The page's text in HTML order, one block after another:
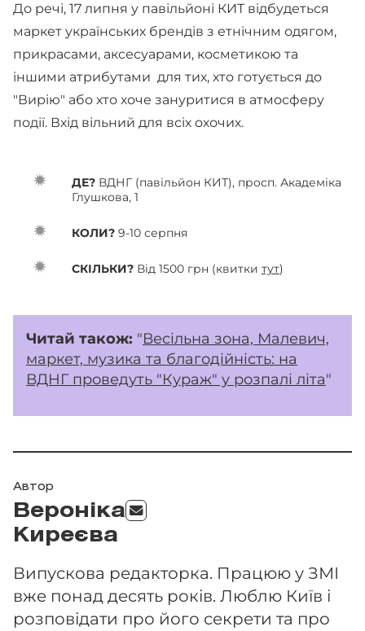
До речі, 17 липня у павільйоні КИТ відбудеться
маркет українських брендів з етнічним одягом,
прикрасами, аксесуарами, косметикою та
іншими атрибутами для тих, хто готується до
"Вирію" або хто хоче зануритися в атмосферу
події. Вхід вільний для всіх охочих.
ДЕ? ВДНГ (павільйон КИТ), просп. Академіка
Глушкова, 1
КОЛИ? 9-10 серпня
СКІЛЬКИ? Від 1500 грн (квитки тут)
Читай також: "Весільна зона, Малевич,
маркет, музика та благодійність: на
ВДНГ проведуть "Кураж" у розпалі літа"
Автор
Вероніка
Киреєва
Випускова редакторка. Працюю у ЗМІ
вже понад десять років. Люблю Київ і
розповідати про його секрети та про